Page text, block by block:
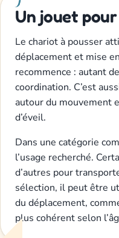
Un jouet
Le chariot à pousser
déplacement et mise
recommence : autant
coordination. C’est
autour du mouvement
d’éveil.
Dans une catégorie
l’usage recherché.
d’autres pour
sélection, il peut être
du déplacement,
plus cohérent selon